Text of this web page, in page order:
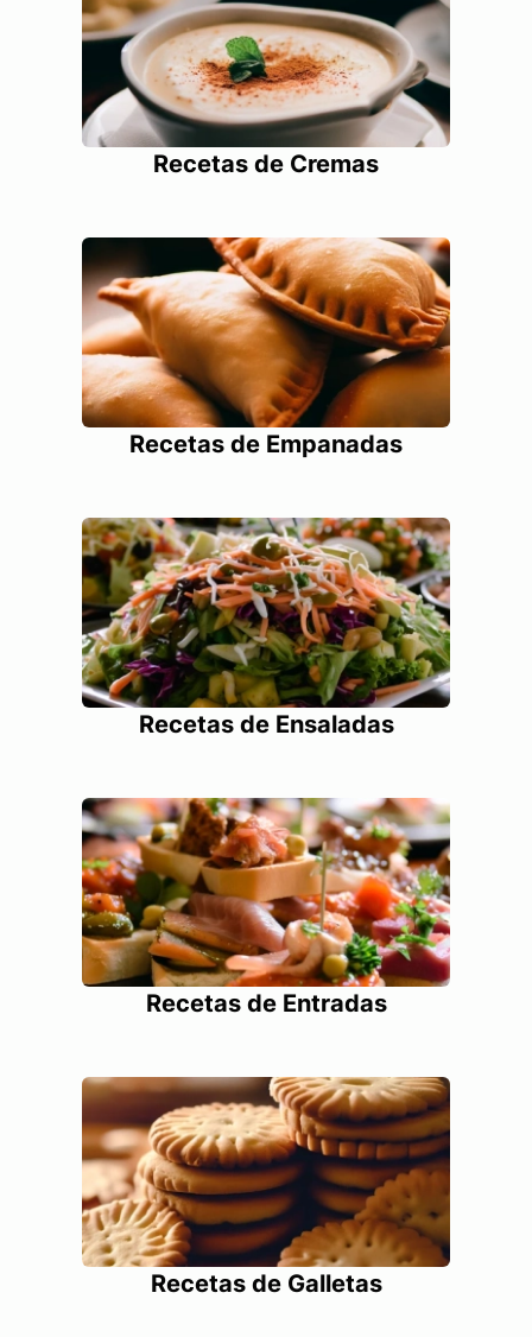
Recetas de Cremas
Recetas de Empanadas
Recetas de Ensaladas
Recetas de Entradas
Recetas de Galletas